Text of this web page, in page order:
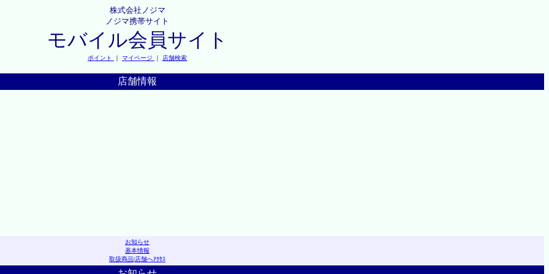
株式会社ノジマ
ノジマ携帯サイト
モバイル会員サイト
ポイント ｜ マイページ ｜ 店舗検索
店舗情報
お知らせ
基本情報
取扱商品|店舗へｱｸｾｽ